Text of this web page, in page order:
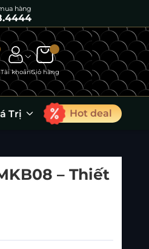
hàng
Tài khoảnGiỏ hàng
Trị Hot deal
– Thiết